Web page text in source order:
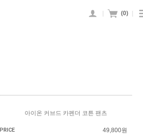
| (0) |
아이온 커브드 카펜더 코튼 팬츠
PRICE 49,800원